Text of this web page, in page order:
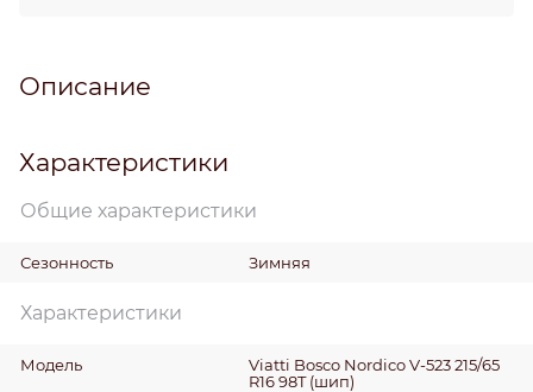
Описание
Характеристики
Общие характеристики
Сезонность Зимняя
Характеристики
Модель
Viatti Bosco Nordico V-523 215/65
R16 98T (шип)